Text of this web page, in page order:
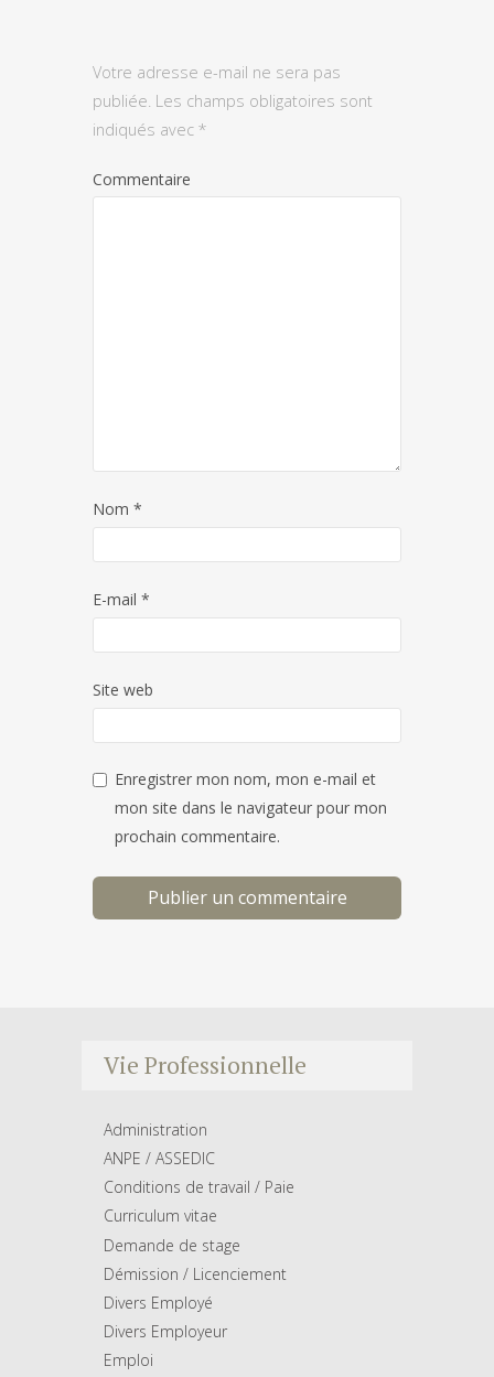
Votre adresse e-mail ne sera pas
publiée. Les champs obligatoires sont
indiqués avec *
Commentaire
Nom *
E-mail *
Site web
Enregistrer mon nom, mon e-mail et
mon site dans le navigateur pour mon
prochain commentaire.
Vie Professionnelle
Administration
ANPE / ASSEDIC
Conditions de travail / Paie
Curriculum vitae
Demande de stage
Démission / Licenciement
Divers Employé
Divers Employeur
Emploi